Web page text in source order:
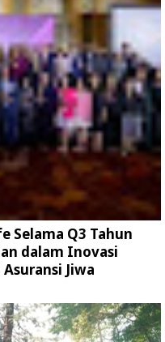
Selama Q3 Tahun
dalam Inovasi
Jiwa